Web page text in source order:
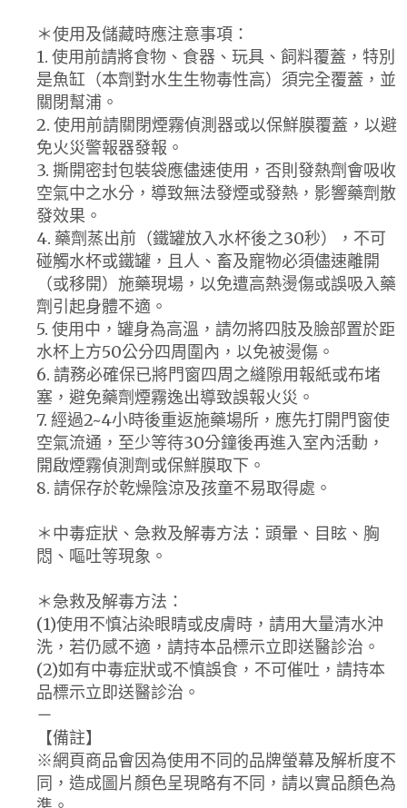
＊使用及儲藏時應注意事項：
1. 使用前請將食物、食器、玩具、飼料覆蓋，特別
是魚缸（本劑對水生生物毒性高）須完全覆蓋，並
關閉幫浦。
2. 使用前請關閉煙霧偵測器或以保鮮膜覆蓋，以避
免火災警報器發報。
3. 撕開密封包裝袋應儘速使用，否則發熱劑會吸收
空氣中之水分，導致無法發煙或發熱，影響藥劑散
發效果。
4. 藥劑蒸出前（鐵罐放入水杯後之30秒），不可
碰觸水杯或鐵罐，且人、畜及寵物必須儘速離開
（或移開）施藥現場，以免遭高熱燙傷或誤吸入藥
劑引起身體不適。
5. 使用中，罐身為高溫，請勿將四肢及臉部置於距
水杯上方50公分四周圍內，以免被燙傷。
6. 請務必確保已將門窗四周之縫隙用報紙或布堵
塞，避免藥劑煙霧逸出導致誤報火災。
7. 經過2~4小時後重返施藥場所，應先打開門窗使
空氣流通，至少等待30分鐘後再進入室內活動，
開啟煙霧偵測劑或保鮮膜取下。
8. 請保存於乾燥陰涼及孩童不易取得處。
＊中毒症狀、急救及解毒方法：頭暈、目眩、胸
悶、嘔吐等現象。
＊急救及解毒方法：
(1)使用不慎沾染眼睛或皮膚時，請用大量清水沖
洗，若仍感不適，請持本品標示立即送醫診治。
(2)如有中毒症狀或不慎誤食，不可催吐，請持本
品標示立即送醫診治。
－
【備註】
※網頁商品會因為使用不同的品牌螢幕及解析度不
同，造成圖片顏色呈現略有不同，請以實品顏色為